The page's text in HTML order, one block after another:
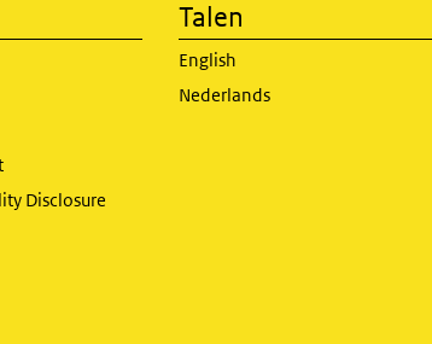
Disclosure
Talen
English
Nederlands